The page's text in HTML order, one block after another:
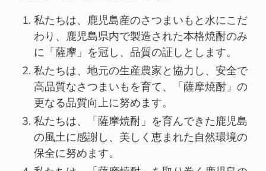
私たちは、鹿児島産のさつまいもと水にこだ
わり、鹿児島県内で製造された本格焼酎のみ
に「薩摩」を冠し、品質の証しとします。
私たちは、地元の生産農家と協力し、安全で
高品質なさつまいもを育て、「薩摩焼酎」の
更なる品質向上に努めます。
私たちは、「薩摩焼酎」を育んできた鹿児島
の風土に感謝し、美しく恵まれた自然環境の
保全に努めます。